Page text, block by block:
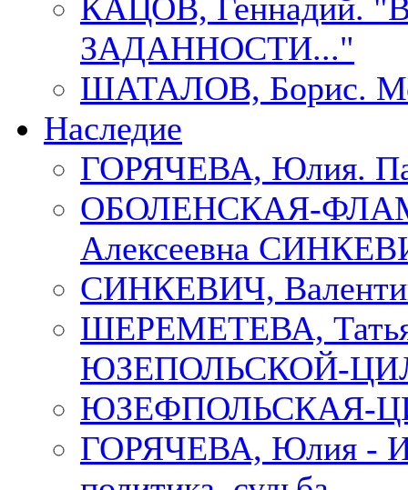
КАЦОВ, Геннадий.
ЗАДАННОСТИ..."
ШАТАЛОВ, Борис.
Наследие
ГОРЯЧЕВА, Юлия.
ОБОЛЕНСКАЯ-ФЛАМ,
Алексеевна
СИНКЕВИЧ,
ШЕРЕМЕТЕВА,
ЮЗЕПОЛЬСКОЙ-
ЮЗЕФПОЛЬСКАЯ-
ГОРЯЧЕВА, Юлия -